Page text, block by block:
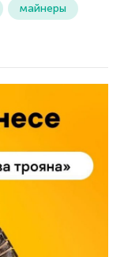
майнеры